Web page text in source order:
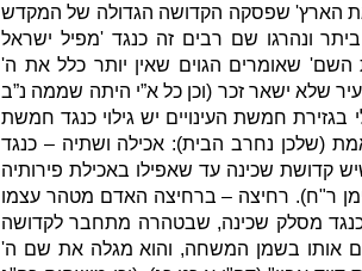
הארץ' שפסקה הקדושה הגדולה של המקדש
ונהרגו שם רבים זה כנגד'מפיל ישראל
השם' שאומרים הגוים שאין יותר כלל את ה'
שלא ישאר זכר (וכן כל א”י היתה שממה נ”ב
בגזירת חמשת העינויים יש גילוי כנגד חמשת
אמת(שלכן נחרב הבית): אכילה ושתיה – כנגד
קדושת שכינה עד שאפילו באכילת פירותיה
ר"ח). רחיצה – ברחיצה האדם מטהר עצמו
מסלק שכינה, שבטהרה מתחבר לקדושה
אותו בשמן המשחה, והוא מגלה את שם ה'